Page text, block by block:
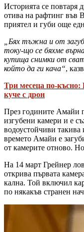
Историята се повтаря
отива на рафтинг във
приятел и губи още
„Бях тъжна и от
току-що се бяхме
купища снимки от
който да ги кача“,
Три месеца по-
куче с дрон
През годините Амайи
изгубени камери и е
водоустойчиви такива
времето Амайи е
от камерите отново.
На 14 март Грейнер
открива първата
кална. Той включил
по някакъв странен